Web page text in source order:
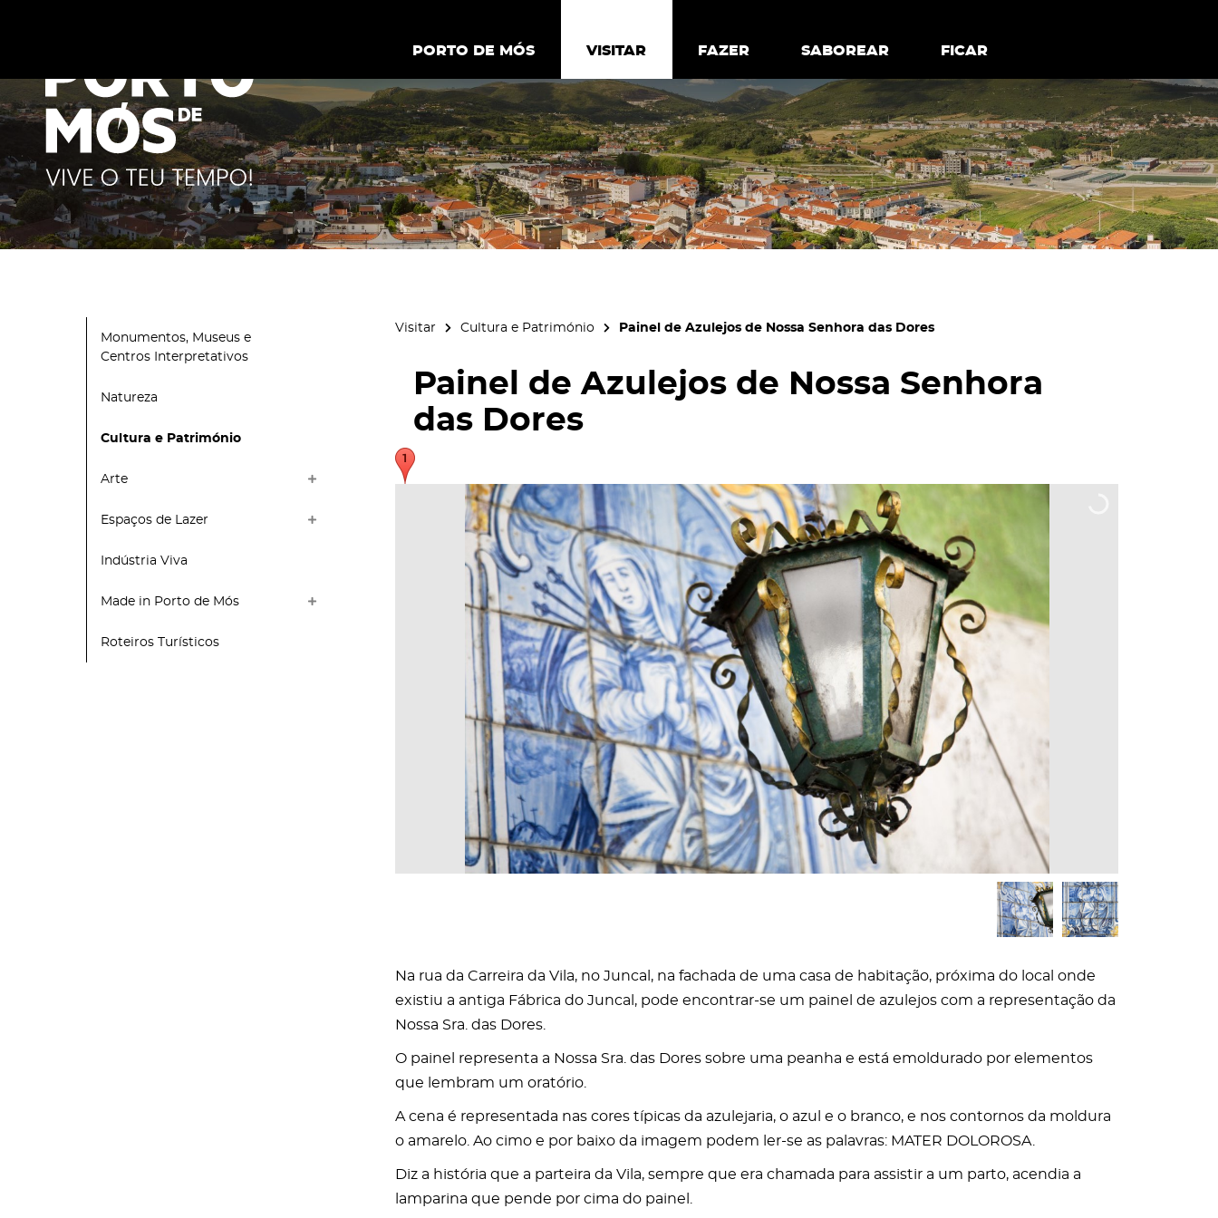
PORTO DE MÓS
VISITAR FAZER SABOREAR FICAR
PORTO DE MÓS VISITAR FAZER SABOREAR FICAR
Monumentos, Museus e
Centros Interpretativos
Natureza
Cultura e Património
Arte
Espaços de Lazer
Indústria Viva
Made in Porto de Mós
Roteiros Turísticos
Visitar Cultura e Património Painel de Azulejos de Nossa Senhora das Dores
Painel de Azulejos de Nossa Senhora
das Dores
Na rua da Carreira da Vila, no Juncal, na fachada de uma casa de habitação, próxima do local onde
existiu a antiga Fábrica do Juncal, pode encontrar-se um painel de azulejos com a representação da
Nossa Sra. das Dores.
O painel representa a Nossa Sra. das Dores sobre uma peanha e está emoldurado por elementos
que lembram um oratório.
A cena é representada nas cores típicas da azulejaria, o azul e o branco, e nos contornos da moldura
o amarelo. Ao cimo e por baixo da imagem podem ler-se as palavras: MATER DOLOROSA.
Diz a história que a parteira da Vila, sempre que era chamada para assistir a um parto, acendia a
lamparina que pende por cima do painel.